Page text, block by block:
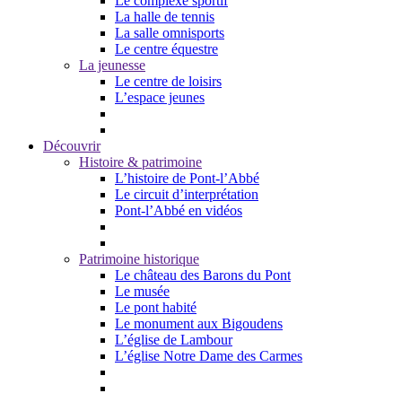
La halle de tennis
La salle omnisports
Le centre équestre
La jeunesse
Le centre de loisirs
L’espace jeunes
Découvrir
Histoire & patrimoine
L’histoire de Pont-l’Abbé
Le circuit d’interprétation
Pont-l’Abbé en vidéos
Patrimoine historique
Le château des Barons du Pont
Le musée
Le pont habité
Le monument aux Bigoudens
L’église de Lambour
L’église Notre Dame des Carmes